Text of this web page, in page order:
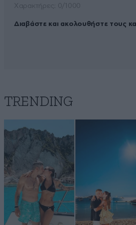
Διαβάστε και ακολουθήστε τους
TRENDING